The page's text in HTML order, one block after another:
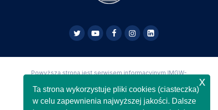
Powyższa strona jest serwisem informacyjnym IMGW-
Copyright IMGW-PIB Wszelkie prawa zastrzeżone
Ta strona wykorzystuje pliki cookies (ciasteczka)
w celu zapewnienia najwyższej jakości. Dalsze
x